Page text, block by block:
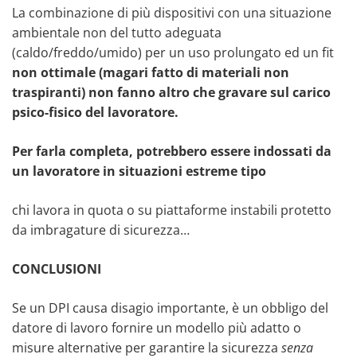
La combinazione di più dispositivi con una situazione
ambientale non del tutto adeguata
(caldo/freddo/umido) per un uso prolungato ed un fit
non ottimale (magari fatto di materiali non
traspiranti) non fanno altro che gravare sul carico
psico-fisico del lavoratore.
Per farla completa, potrebbero essere indossati da
un lavoratore in situazioni estreme tipo
chi lavora in quota o su piattaforme instabili protetto
da imbragature di sicurezza…
CONCLUSIONI
Se un DPI causa disagio importante, è un obbligo del
datore di lavoro fornire un modello più adatto o
misure alternative per garantire la sicurezza senza